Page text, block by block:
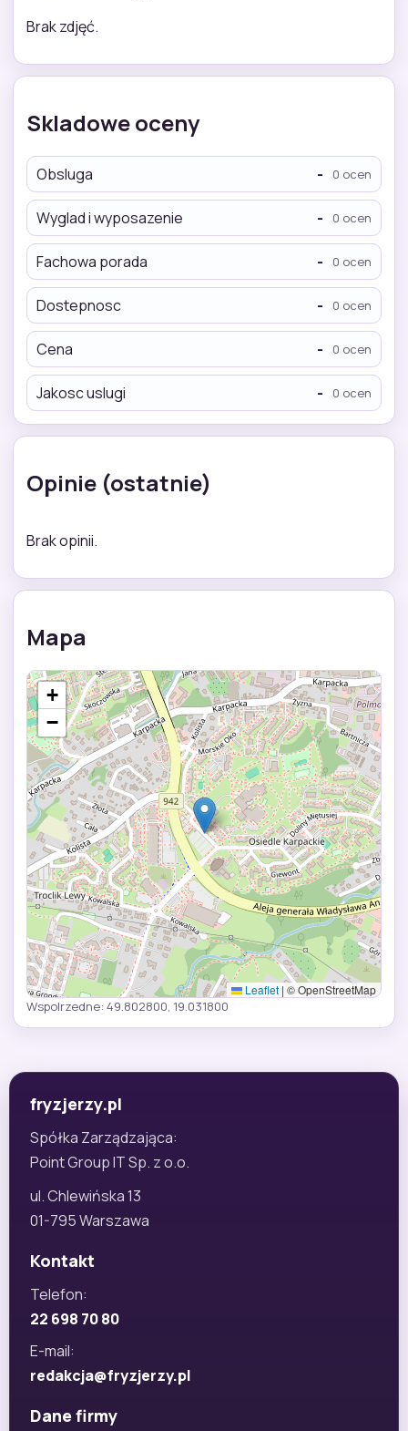
Brak zdjęć.
Skladowe oceny
Obsluga - 0 ocen
Wyglad i wyposazenie - 0 ocen
Fachowa porada - 0 ocen
Dostepnosc - 0 ocen
Cena - 0 ocen
Jakosc uslugi - 0 ocen
Opinie (ostatnie)
Brak opinii.
Mapa
+
−
Leaflet | © OpenStreetMap
Wspolrzedne: 49.802800, 19.031800
fryzjerzy.pl
Spółka Zarządzająca:
Point Group IT Sp. z o.o.
ul. Chlewińska 13
01-795 Warszawa
Kontakt
Telefon:
22 698 70 80
E-mail:
redakcja@fryzjerzy.pl
Dane firmy